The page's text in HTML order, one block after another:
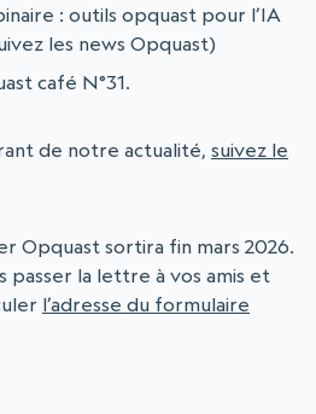
: outils opquast pour l’IA
les news Opquast)
café N°31.
de notre actualité, suivez le
Opquast sortira fin mars 2026.
passer la lettre à vos amis et
l’adresse du formulaire